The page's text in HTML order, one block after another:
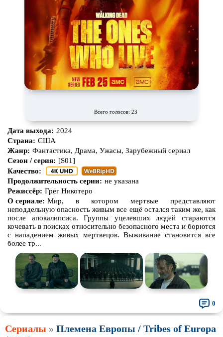
Всего голосов: 23
Дата выхода: 2024
Страна: США
Жанр: Фантастика, Драма, Ужасы, Зарубежный сериал
Сезон / серия: [S01]
Качество:
Продолжительность серии: не указана
Режиссёр: Грег Никотеро
О сериале: Мир, в котором мертвые представляют
неподдельную опасность живым все ещё остался таким же, как
после апокалипсиса. Группы уцелевших людей стараются
кочевать в поисках относительно безопасного места и борются
с нападением живых мертвецов. Выживание становится все
более тр...
0
Сериалы » Племена Европы / Tribes of Europa